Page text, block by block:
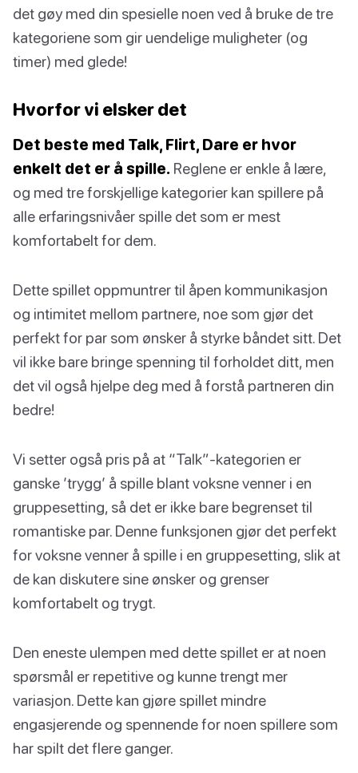
det gøy med din spesielle noen ved å bruke de tre
kategoriene som gir uendelige muligheter (og
timer) med glede!
Hvorfor vi elsker det
Det beste med Talk, Flirt, Dare er hvor
enkelt det er å spille. Reglene er enkle å lære,
og med tre forskjellige kategorier kan spillere på
alle erfaringsnivåer spille det som er mest
komfortabelt for dem.
Dette spillet oppmuntrer til åpen kommunikasjon
og intimitet mellom partnere, noe som gjør det
perfekt for par som ønsker å styrke båndet sitt. Det
vil ikke bare bringe spenning til forholdet ditt, men
det vil også hjelpe deg med å forstå partneren din
bedre!
Vi setter også pris på at “Talk”-kategorien er
ganske ’trygg’ å spille blant voksne venner i en
gruppesetting, så det er ikke bare begrenset til
romantiske par. Denne funksjonen gjør det perfekt
for voksne venner å spille i en gruppesetting, slik at
de kan diskutere sine ønsker og grenser
komfortabelt og trygt.
Den eneste ulempen med dette spillet er at noen
spørsmål er repetitive og kunne trengt mer
variasjon. Dette kan gjøre spillet mindre
engasjerende og spennende for noen spillere som
har spilt det flere ganger.